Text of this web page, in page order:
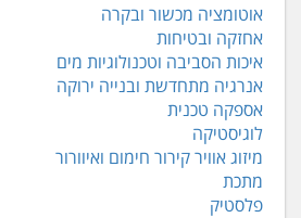
אוטומציה מכשור ובקרה
אחזקה ובטיחות
איכות הסביבה וטכנולוגיות מים
אנרגיה מתחדשת ובנייה ירוקה
אספקה טכנית
לוגיסטיקה
מיזוג אוויר קירור חימום ואיוורור
מתכת
פלסטיק